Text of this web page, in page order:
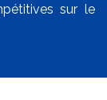
sur le